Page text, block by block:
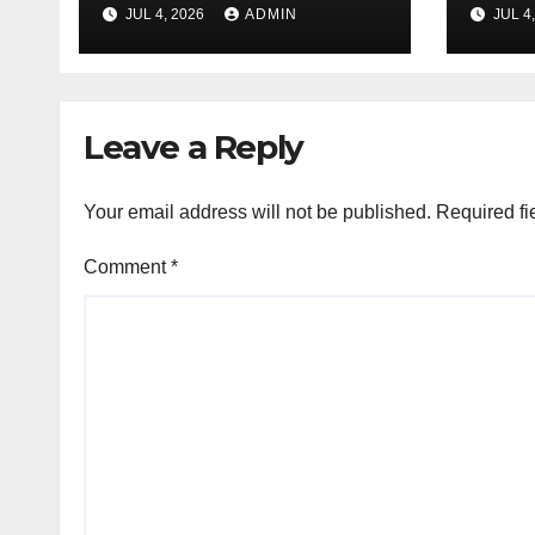
සමුළුව සෞඛ්‍ය නියෝජ්‍ය
අමාත්‍යවරයාගේ
JUL 4, 2026 ADMIN JUL
Leave a Reply
Your email address will not be published. Required
Comment*